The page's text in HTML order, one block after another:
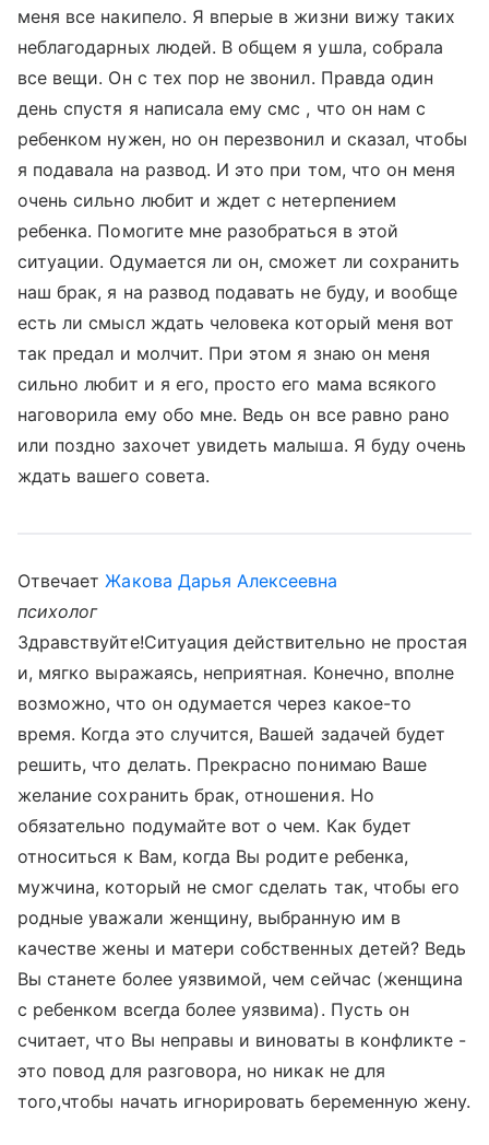
меня все накипело. Я вперые в жизни вижу таких
неблагодарных людей. В общем я ушла, собрала
все вещи. Он с тех пор не звонил. Правда один
день спустя я написала ему смс , что он нам с
ребенком нужен, но он перезвонил и сказал, чтобы
я подавала на развод. И это при том, что он меня
очень сильно любит и ждет с нетерпением
ребенка. Помогите мне разобраться в этой
ситуации. Одумается ли он, сможет ли сохранить
наш брак, я на развод подавать не буду, и вообще
есть ли смысл ждать человека который меня вот
так предал и молчит. При этом я знаю он меня
сильно любит и я его, просто его мама всякого
наговорила ему обо мне. Ведь он все равно рано
или поздно захочет увидеть малыша. Я буду очень
ждать вашего совета.
ОтвечаетЖакова Дарья Алексеевна
психолог
Здравствуйте!Ситуация действительно не простая
и, мягко выражаясь, неприятная. Конечно, вполне
возможно, что он одумается через какое-то
время. Когда это случится, Вашей задачей будет
решить, что делать. Прекрасно понимаю Ваше
желание сохранить брак, отношения. Но
обязательно подумайте вот о чем. Как будет
относиться к Вам, когда Вы родите ребенка,
мужчина, который не смог сделать так, чтобы его
родные уважали женщину, выбранную им в
качестве жены и матери собственных детей? Ведь
Вы станете более уязвимой, чем сейчас (женщина
с ребенком всегда более уязвима). Пусть он
считает, что Вы неправы и виноваты в конфликте -
это повод для разговора, но никак не для
того,чтобы начать игнорировать беременную жену.